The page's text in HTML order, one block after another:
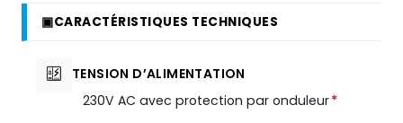
▣CARACTÉRISTIQUES TECHNIQUES
TENSION D’ALIMENTATION
230V AC avec protection par onduleur*